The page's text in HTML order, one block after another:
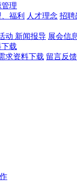
理
福利
人才理念 招聘
动 新闻报导 展会信
载
求资料下载 留言反馈